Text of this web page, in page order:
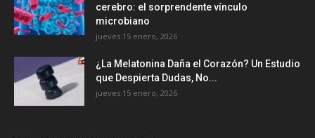
cerebro: el sorprendente vínculo
microbiano
jueves 15 enero, 2026
¿La Melatonina Daña el Corazón? Un Estudio
que Despierta Dudas, No...
jueves 15 enero, 2026